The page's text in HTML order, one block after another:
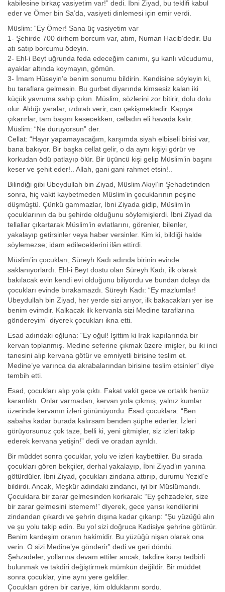
kabilesine birkaç vasiyetim var!” dedi. İbni Ziyad, bu teklifi kabul
eder ve Ömer bin Sa’da, vasiyeti dinlemesi için emir verdi.
Müslim: “Ey Ömer! Sana üç vasiyetim var
1- Şehirde 700 dirhem borcum var, atım, Numan Hacib’dedir. Bu
atı satıp borcumu ödeyin.
2- Ehl-i Beyt uğrunda feda edeceğim canımı, şu kanlı vücudumu,
ayaklar altında koymayın, gömün.
3- İmam Hüseyin’e benim sonumu bildirin. Kendisine söyleyin ki,
bu taraflara gelmesin. Bu gurbet diyarında kimsesiz kalan iki
küçük yavruma sahip çıkın. Müslim, sözlerini zor bitirir, dolu dolu
olur. Aldığı yaralar, ızdırab verir, can çekişmektedir. Kapıya
çıkarırlar, tam başını kesecekken, celladın eli havada kalır.
Müslim: “Ne duruyorsun” der.
Cellat: “Hayır yapamayacağım, karşımda siyah elbiseli birisi var,
bana bakıyor. Bir başka cellat gelir, o da aynı kişiyi görür ve
korkudan ödü patlayıp ölür. Bir üçüncü kişi gelip Müslim’in başını
keser ve şehit eder!.. Allah, gani gani rahmet etsin!..
Bilindiği gibi Ubeydullah bin Ziyad, Müslim Akıyl’in Şehadetinden
sonra, hiç vakit kaybetmeden Müslim’in çocuklarının peşine
düşmüştü. Çünkü gammazlar, İbni Ziyada gidip, Müslim’in
çocuklarının da bu şehirde olduğunu söylemişlerdi. İbni Ziyad da
tellallar çıkartarak Müslim’in evlatlarını, görenler, bilenler,
yakalayıp getirsinler veya haber versinler. Kim ki, bildiği halde
söylemezse; idam edileceklerini ilân ettirdi.
Müslim’in çocukları, Süreyh Kadı adında birinin evinde
saklanıyorlardı. Ehl-i Beyt dostu olan Süreyh Kadı, ilk olarak
bakılacak evin kendi evi olduğunu biliyordu ve bundan dolayı da
çocukları evinde bırakamazdı. Süreyh Kadı: “Ey mazlumlar!
Ubeydullah bin Ziyad, her yerde sizi arıyor, ilk bakacakları yer ise
benim evimdir. Kalkacak ilk kervanla sizi Medine taraflarına
göndereyim” diyerek çocukları ikna etti.
Esad adındaki oğluna: “Ey oğul! İşittim ki Irak kapılarında bir
kervan toplanmış. Medine seferine çıkmak üzere imişler, bu iki inci
tanesini alıp kervana götür ve emniyetli birisine teslim et.
Medine’ye varınca da akrabalarından birisine teslim etsinler” diye
tembih etti.
Esad, çocukları alıp yola çıktı. Fakat vakit gece ve ortalık henüz
karanlıktı. Onlar varmadan, kervan yola çıkmış, yalnız kumlar
üzerinde kervanın izleri görünüyordu. Esad çocuklara: “Ben
sabaha kadar burada kalırsam benden şüphe ederler. İzleri
görüyorsunuz çok taze, belli ki, yeni gitmişler, siz izleri takip
ederek kervana yetişin!” dedi ve oradan ayrıldı.
Bir müddet sonra çocuklar, yolu ve izleri kaybettiler. Bu sırada
çocukları gören bekçiler, derhal yakalayıp, İbni Ziyad’ın yanına
götürdüler. İbni Ziyad, çocukları zindana attırıp, durumu Yezid’e
bildirdi. Ancak, Meşkür adındaki zindancı, iyi bir Müslümandı.
Çocuklara bir zarar gelmesinden korkarak: “Ey şehzadeler, size
bir zarar gelmesini istemem!” diyerek, gece yarısı kendilerini
zindandan çıkardı ve şehrin dışına kadar çıkarıp: “Şu yüzüğü alın
ve şu yolu takip edin. Bu yol sizi doğruca Kadisiye şehrine götürür.
Benim kardeşim oranın hakimidir. Bu yüzüğü nişan olarak ona
verin. O sizi Medine’ye gönderir” dedi ve geri döndü.
Şehzadeler, yollarına devam ettiler ancak, takdire karşı tedbirli
bulunmak ve takdiri değiştirmek mümkün değildir. Bir müddet
sonra çocuklar, yine aynı yere geldiler.
Çocukları gören bir cariye, kim olduklarını sordu.